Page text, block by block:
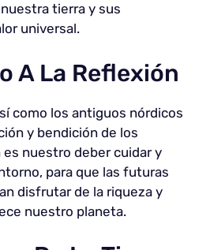
tierra y sus
universal.
A La Reflexión
como los antiguos nórdicos
y bendición de los
nuestro deber cuidar y
para que las futuras
disfrutar de la riqueza y
nuestro planeta.